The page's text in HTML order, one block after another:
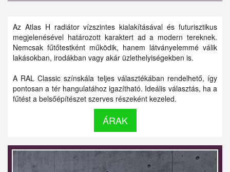
Az Atlas H radiátor vízszintes kialakításával és futurisztikus
megjelenésével határozott karaktert ad a modern tereknek.
Nemcsak fűtőtestként működik, hanem látványelemmé válik
lakásokban, irodákban vagy akár üzlethelyiségekben is.
A RAL Classic színskála teljes választékában rendelhető, így
pontosan a tér hangulatához igazítható. Ideális választás, ha a
fűtést a belsőépítészet szerves részeként kezeled.
ÁRAK